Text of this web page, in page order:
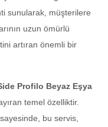
sunularak, müşterilere
uzun ömürlü
artıran önemli bir
Profilo Beyaz Eşya
temel özelliktir.
bu servis,